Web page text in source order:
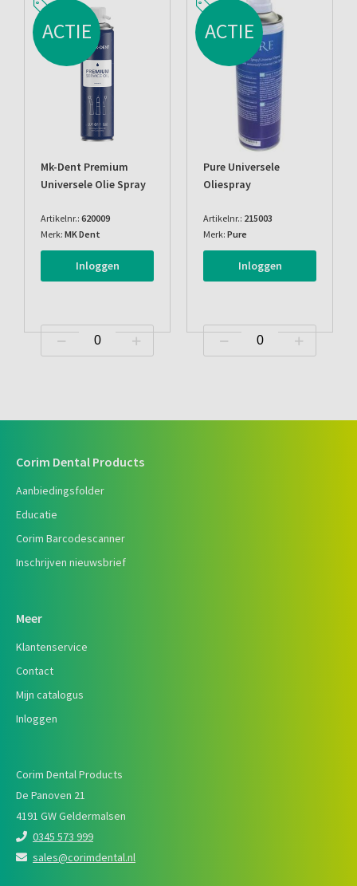
ACTIE
Mk-Dent Premium
Universele Olie Spray
Artikelnr.: 620009
Merk: MK Dent
Inloggen
ACTIE
Pure Universele
Oliespray
Artikelnr.: 215003
Merk: Pure
Inloggen
Corim Dental Products
Aanbiedingsfolder
Educatie
Corim Barcodescanner
Inschrijven nieuwsbrief
Meer
Klantenservice
Contact
Mijn catalogus
Inloggen
Corim Dental Products
De Panoven 21
4191 GW Geldermalsen
0345 573 999
sales@corimdental.nl